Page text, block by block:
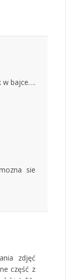
w bajce….
sie
zdjęć
część z